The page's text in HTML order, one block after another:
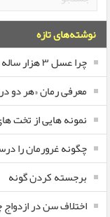
نوشته‌های تازه
چرا عسل ۳ هزار ساله‌ مصری هنوز قابل خوردن است؟
معرفی رمان «هر دو
نمونه هایی از تخت
چگونه غرورمان را
برجسته کردن گونه
اختلاف سن در